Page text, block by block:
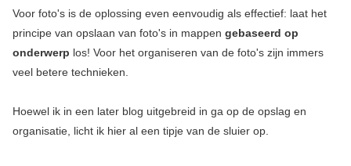
Voor foto's is de oplossing even eenvoudig als effectief: laat het
principe van opslaan van foto's in mappen gebaseerd op
onderwerp los! Voor het organiseren van de foto's zijn immers
veel betere technieken.
Hoewel ik in een later blog uitgebreid in ga op de opslag en
organisatie, licht ik hier al een tipje van de sluier op.